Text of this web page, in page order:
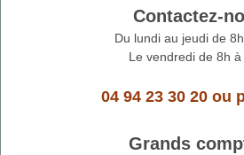
Contactez-
Du lundi au jeudi de 8h
Le vendredi de 8h à
04 94 23 30 20ou
Grands